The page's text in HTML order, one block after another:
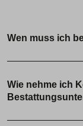
Wen muss ich
Wie nehme ich